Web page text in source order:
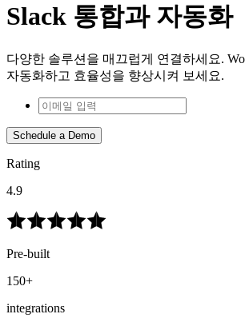
Slack 통합과 자동화
다양한 솔루션을 매끄럽게 연결하세요.
자동화하고 효율성을 향상시켜 보세요.
Schedule a Demo
Rating
4.9
Pre-built
150+
integrations